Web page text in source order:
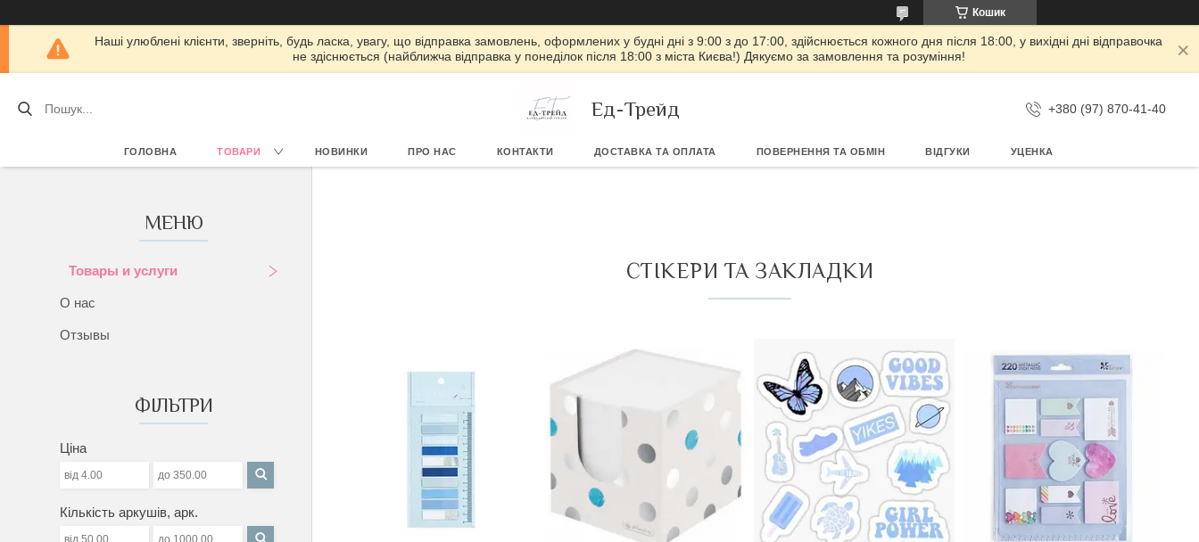
Кошик
Наші улюблені клієнти, зверніть, будь ласка, увагу, що відправка замовлень, оформлених у будні дні з 9:00 з до 17:00, здійснюється кожного дня після 18:00, у вихідні дні відправочка
не здіснюється (найближча відправка у понеділок після 18:00 з міста Києва!) Дякуємо за замовлення та розуміння!
Ед-Трейд +380 (97) 870-41-40
ГОЛОВНА ТОВАРИ НОВИНКИ ПРО НАС КОНТАКТИ ДОСТАВКА ТА ОПЛАТА ПОВЕРНЕННЯ ТА ОБМІН ВІДГУКИ УЦЕНКА
Товары и услуги
О нас
Отзывы
ФІЛЬТРИ
Ціна
Кількість аркушів, арк.
СТІКЕРИ ТА ЗАКЛАДКИ